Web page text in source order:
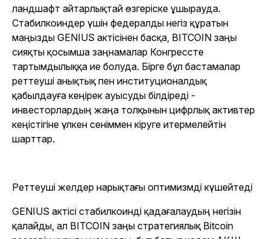
ландшафт айтарлықтай өзгеріске ұшырауда.
Стабилкоиндер үшін федералды негіз құратын
маңызды GENIUS актісінен басқа, BITCOIN заңы
сияқты қосымша заңнамалар Конгрессте
тартымдылыққа ие болуда. Бірге бұл бастамалар
реттеуші анықтық пен институционалдық
қабылдауға кеңірек ауысуды білдіреді -
инвесторлардың жаңа толқынын цифрлық активтер
кеңістігіне үлкен сеніммен кіруге итермелейтін
шарттар.
Реттеуші желдер нарықтағы оптимизмді күшейтеді
GENIUS актісі стабилкоинді қадағалаудың негізін
қалайды, ал BITCOIN заңы стратегиялық Bitcoin